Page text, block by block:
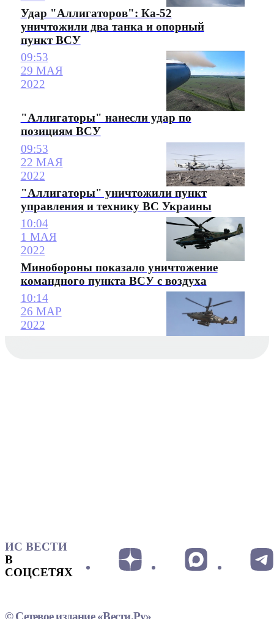
Удар "Аллигаторов": Ка-52
уничтожили два танка и опорный
пункт ВСУ
09:53
29 МАЯ
2022
"Аллигаторы" нанесли удар по
позициям ВСУ
09:53
22 МАЯ
2022
"Аллигаторы" уничтожили пункт
управления и технику ВС Украины
10:04
1 МАЯ
2022
Минобороны показало уничтожение
командного пункта ВСУ с воздуха
10:14
26 МАР
2022
ИС ВЕСТИ
В
СОЦСЕТЯХ
© Сетевое издание «Вести.Ру»